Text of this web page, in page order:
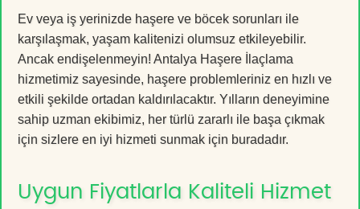
Ev veya iş yerinizde haşere ve böcek sorunları ile
karşılaşmak, yaşam kalitenizi olumsuz etkileyebilir.
Ancak endişelenmeyin! Antalya Haşere İlaçlama
hizmetimiz sayesinde, haşere problemleriniz en hızlı ve
etkili şekilde ortadan kaldırılacaktır. Yılların deneyimine
sahip uzman ekibimiz, her türlü zararlı ile başa çıkmak
için sizlere en iyi hizmeti sunmak için buradadır.
Uygun Fiyatlarla Kaliteli Hizmet